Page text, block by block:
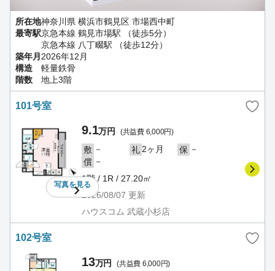
所在地神奈川県 横浜市鶴見区 市場西中町
最寄駅京急本線 鶴見市場駅 （徒歩5分）
京急本線 八丁畷駅 （徒歩12分）
築年月 2026年12月
構造
軽量鉄骨
階数
地上3階
101号室
写真を見る
9.1万円 (共益費 6,000円)
敷 － 礼 2ヶ月 保 －
償 －
1階 / 1R / 27.20㎡
2026/08/07 更新
ハウスコム 武蔵小杉店
102号室
13万円 (共益費 6,000円)